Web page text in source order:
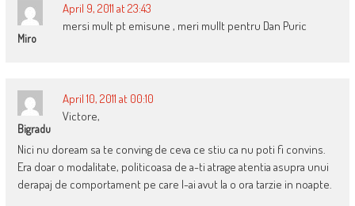
Miro
April 9, 2011 at 23:43
mersi mult pt emisune , meri mullt pentru Dan Puric
Bigradu
April 10, 2011 at 00:10
Victore,
Nici nu doream sa te conving de ceva ce stiu ca nu poti fi convins.
Era doar o modalitate, politicoasa de a-ti atrage atentia asupra unui
derapaj de comportament pe care l-ai avut la o ora tarzie in noapte.